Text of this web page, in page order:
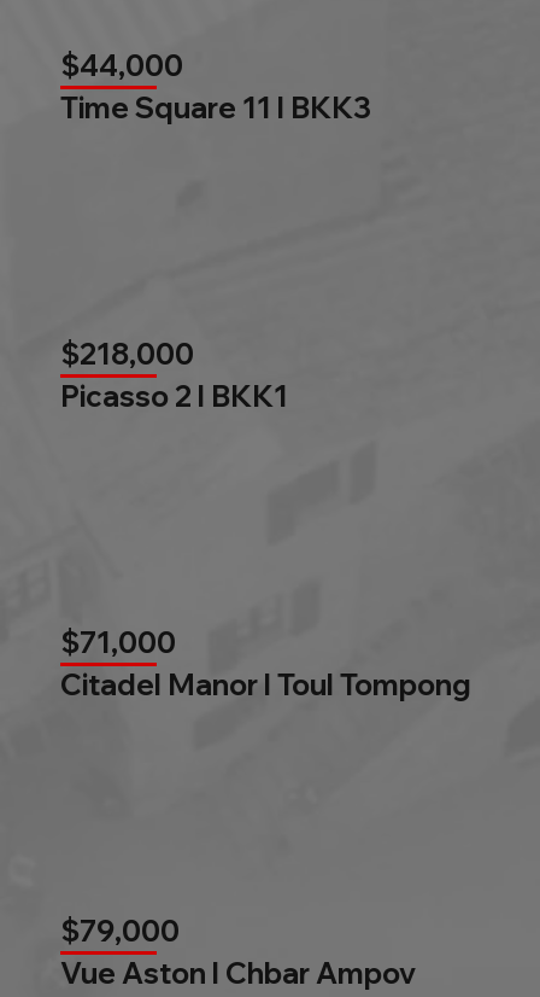
$44,000
Time Square 11 l BKK3
$218,000
Picasso 2 l BKK1
$71,000
Citadel Manor l Toul Tompong
$79,000
Vue Aston l Chbar Ampov